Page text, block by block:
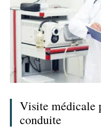
Visite médicale
conduite